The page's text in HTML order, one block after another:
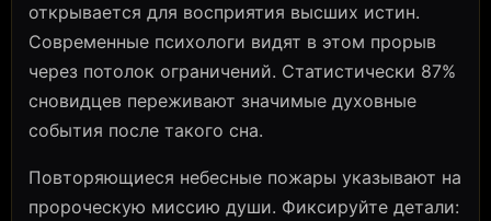
открывается для восприятия высших истин.
Современные психологи видят в этом прорыв
через потолок ограничений. Статистически 87%
сновидцев переживают значимые духовные
события после такого сна.
Повторяющиеся небесные пожары указывают на
пророческую миссию души. Фиксируйте детали: